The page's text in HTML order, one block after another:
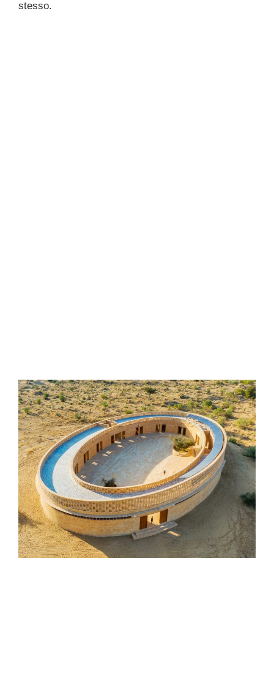
stesso.